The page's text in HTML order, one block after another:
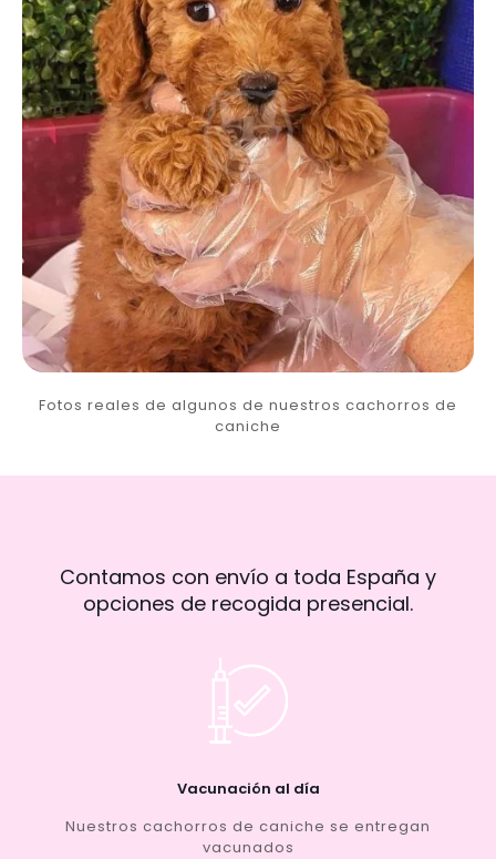
Fotos reales de algunos de nuestros cachorros de
caniche
Contamos con envío a toda España y
opciones de recogida presencial.
Vacunación al día
Nuestros cachorros de caniche se entregan
vacunados